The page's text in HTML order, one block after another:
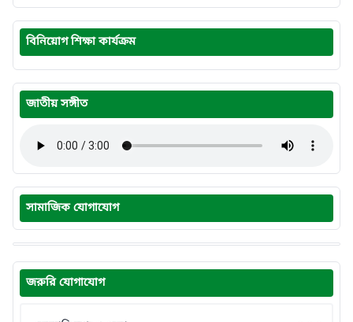
বিনিয়োগ শিক্ষা কার্যক্রম
জাতীয় সঙ্গীত
সামাজিক যোগাযোগ
জরুরি যোগাযোগ